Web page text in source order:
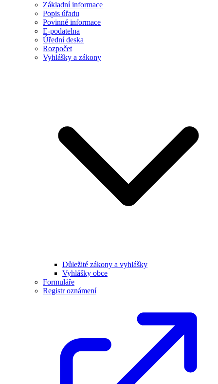
Základní informace
Popis úřadu
Povinné informace
E-podatelna
Úřední deska
Rozpočet
Vyhlášky a zákony
Důležité zákony a vyhlášky
Vyhlášky obce
Formuláře
Registr oznámení